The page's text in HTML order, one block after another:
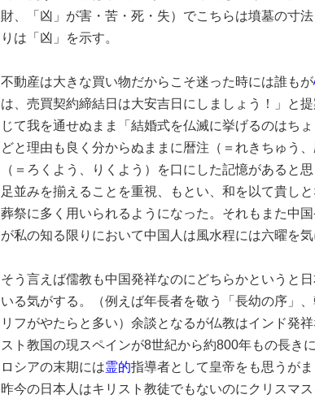
財、「凶」が害・苦・死・失）でこちらは墳墓の寸
りは「凶」を示す。
不動産は大きな買い物だからこそ迷った時には誰もが
は、売買契約締結日は大安吉日にしましょう！」と
じて我を通せぬまま「結婚式を仏滅に挙げるのはち
どと理由も良く分からぬままに暦注（＝れきちゅう
（＝ろくよう、りくよう）を口にした記憶があると
足並みを揃えることを重視、もとい、和を以て貴し
葬祭に多く用いられるようになった。それもまた中国
が私の知る限りにおいて中国人は風水程には六曜を
そう言えば儒教も中国発祥なのにどちらかというと
いる気がする。（例えば年長者を敬う「長幼の序」
リフがやたらと多い）余談となるが仏教はインド発
スト教国の現スペインが8世紀から約800年もの長き
ロシアの末期には霊的指導者として皇帝をも思うが
昨今の日本人はキリスト教徒でもないのにクリスマ